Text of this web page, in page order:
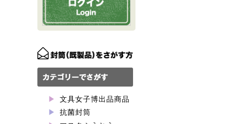
文具女子博出品商品
抗菌封筒